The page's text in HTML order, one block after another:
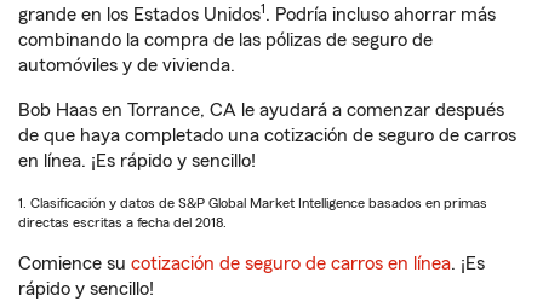
grande en los Estados Unidos1. Podría incluso ahorrar más
combinando la compra de las pólizas de seguro de
automóviles y de vivienda.
Bob Haas en Torrance, CA le ayudará a comenzar después
de que haya completado una cotización de seguro de carros
en línea. ¡Es rápido y sencillo!
1. Clasificación y datos de S&P Global Market Intelligence basados en primas
directas escritas a fecha del 2018.
Comience su cotización de seguro de carros en línea. ¡Es
rápido y sencillo!